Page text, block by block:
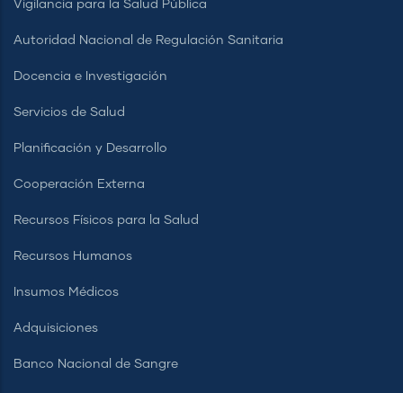
Vigilancia para la Salud Pública
Autoridad Nacional de Regulación Sanitaria
Docencia e Investigación
Servicios de Salud
Planificación y Desarrollo
Cooperación Externa
Recursos Físicos para la Salud
Recursos Humanos
Insumos Médicos
Adquisiciones
Banco Nacional de Sangre